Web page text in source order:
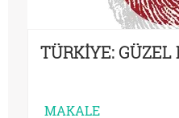
TÜRKİYE:
MAKALE